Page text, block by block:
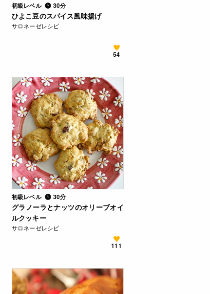
初級レベル 30分
ひよこ豆のスパイス風味揚げ
サロネーゼレシピ
54
初級レベル 30分
グラノーラとナッツのオリーブオイ
ルクッキー
サロネーゼレシピ
111